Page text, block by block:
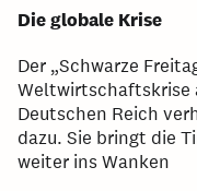
Die globale Krise
Der „Schwarze
Weltwirtschaftskrise
Deutschen Reich
dazu. Sie bringt die
weiter ins Wanken